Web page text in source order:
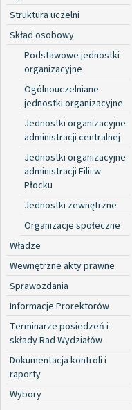
Struktura uczelni
Skład osobowy
Podstawowe jednostki
organizacyjne
Ogólnouczelniane
jednostki organizacyjne
Jednostki organizacyjne
administracji centralnej
Jednostki organizacyjne
administracji Filii w
Płocku
Jednostki zewnętrzne
Organizacje społeczne
Władze
Wewnętrzne akty prawne
Sprawozdania
Informacje Prorektorów
Terminarze posiedzeń i
składy Rad Wydziałów
Dokumentacja kontroli i
raporty
Wybory